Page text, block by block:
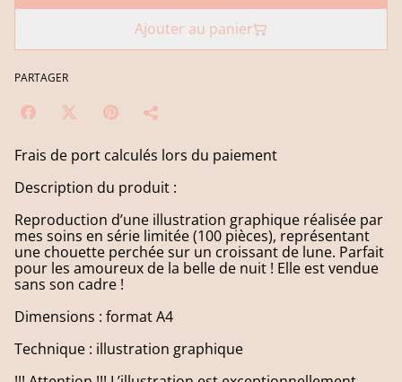
Ajouter au panier
PARTAGER
Frais de port calculés lors du paiement
Description du produit :
Reproduction d’une illustration graphique réalisée par
mes soins en série limitée (100 pièces), représentant
une chouette perchée sur un croissant de lune. Parfait
pour les amoureux de la belle de nuit ! Elle est vendue
sans son cadre !
Dimensions : format A4
Technique : illustration graphique